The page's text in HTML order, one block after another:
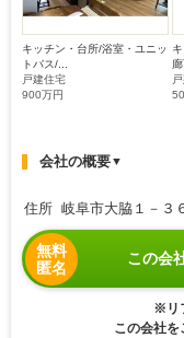
キッチン・台所/浴室・ユニッ
トバス/...
戸建住宅
900万円
会社の概要▼
住所 岐阜市大脇１－３
無料
匿名
この会
※リ
この会社を